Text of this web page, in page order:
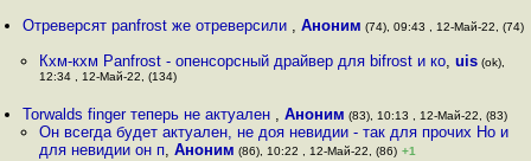
Отреверсят panfrost же отреверсили ,Аноним (74), 09:43 , 12-Май-22, (74)
Кхм-кхм Panfrost - опенсорсный драйвер для bifrost и ко, uis(ok),
12:34 , 12-Май-22, (134)
Torwalds finger теперь не актуален ,Аноним (83), 10:13 , 12-Май-22, (83)
Он всегда будет актуален, не доя невидии - так для прочих Но и
для невидии он п, Аноним (86), 10:22 , 12-Май-22, (86) +1